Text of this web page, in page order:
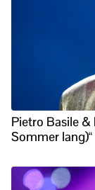
Pietro Basile
Sommer